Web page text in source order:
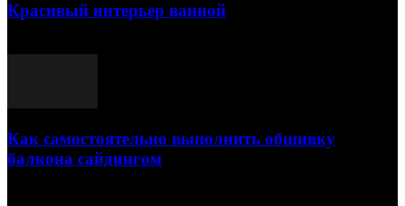
Красивый интерьер ванной
Как самостоятельно выполнить обшивку
балкона сайдингом